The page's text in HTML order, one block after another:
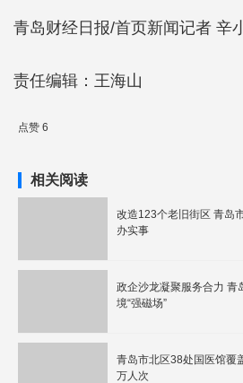
青岛财经日报/首页新闻记者 辛
责任编辑：王海山
点赞 6
相关阅读
改造123个老旧街区 青岛市北区发布2024年区
办实事
政企沙龙凝聚服务合力 青岛市北区打造营商环
境“强磁场”
青岛市北区38处国医馆覆
万人次